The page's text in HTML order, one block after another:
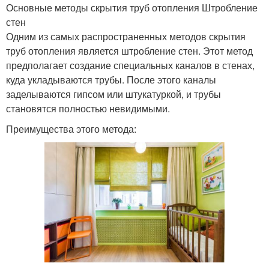
Основные методы скрытия труб отопления Штробление
стен
Одним из самых распространенных методов скрытия
труб отопления является штробление стен. Этот метод
предполагает создание специальных каналов в стенах,
куда укладываются трубы. После этого каналы
заделываются гипсом или штукатуркой, и трубы
становятся полностью невидимыми.
Преимущества этого метода: